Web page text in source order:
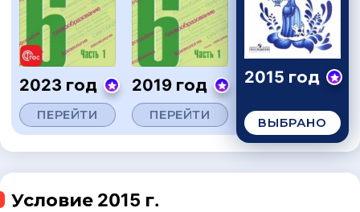
2023 год
ПЕРЕЙТИ
2019 год
ПЕРЕЙТИ
2015 год
ВЫБРАНО
Условие 2015 г.